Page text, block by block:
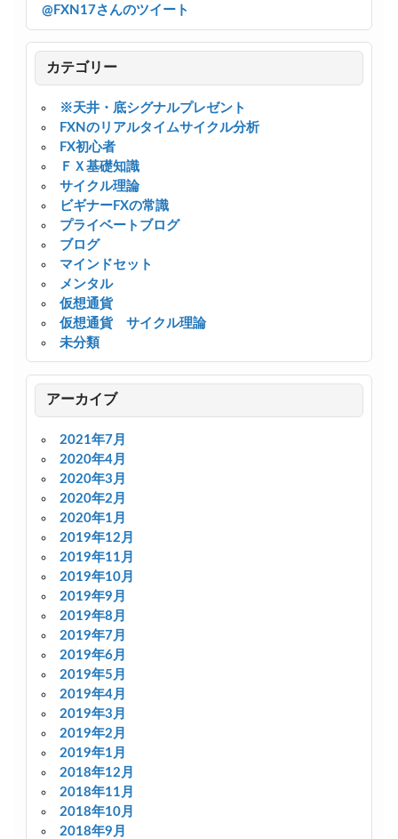
@FXN17さんのツイート
カテゴリー
※天井・底シグナルプレゼント
FXNのリアルタイムサイクル分析
FX初心者
ＦＸ基礎知識
サイクル理論
ビギナーFXの常識
プライベートブログ
ブログ
マインドセット
メンタル
仮想通貨
仮想通貨 サイクル理論
未分類
アーカイブ
2021年7月
2020年4月
2020年3月
2020年2月
2020年1月
2019年12月
2019年11月
2019年10月
2019年9月
2019年8月
2019年7月
2019年6月
2019年5月
2019年4月
2019年3月
2019年2月
2019年1月
2018年12月
2018年11月
2018年10月
2018年9月